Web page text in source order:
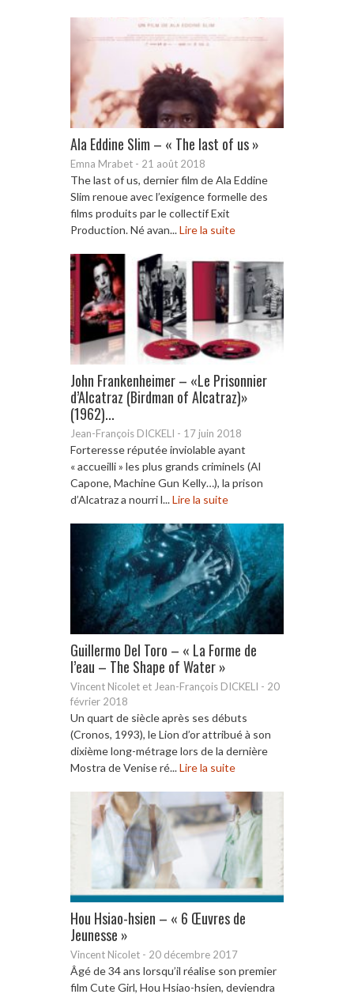
Ala Eddine Slim – « The last of us »
Emna Mrabet - 21 août 2018
The last of us, dernier film de Ala Eddine
Slim renoue avec l’exigence formelle des
films produits par le collectif Exit
Production. Né avan...Lire la suite
John Frankenheimer – «Le Prisonnier
d’Alcatraz (Birdman of Alcatraz)»
(1962)...
Jean-François DICKELI - 17 juin 2018
Forteresse réputée inviolable ayant
« accueilli » les plus grands criminels (Al
Capone, Machine Gun Kelly…), la prison
d’Alcatraz a nourri l...Lire la suite
Guillermo Del Toro – « La Forme de
l’eau – The Shape of Water »
Vincent Nicolet et Jean-François DICKELI - 20
février 2018
Un quart de siècle après ses débuts
(Cronos, 1993), le Lion d’or attribué à son
dixième long-métrage lors de la dernière
Mostra de Venise ré...Lire la suite
Hou Hsiao-hsien – « 6 Œuvres de
Jeunesse »
Vincent Nicolet - 20 décembre 2017
Âgé de 34 ans lorsqu’il réalise son premier
film Cute Girl, Hou Hsiao-hsien, deviendra